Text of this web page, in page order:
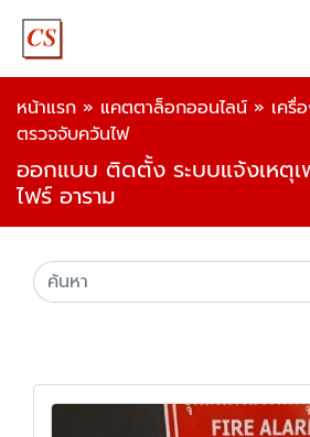
หน้าแรก » แคตตาล็อกออนไลน์ » เครื่
ตรวจจับควันไฟ
ออกแบบ ติดตั้ง ระบบแจ้งเหตุ
ไฟร์ อาราม